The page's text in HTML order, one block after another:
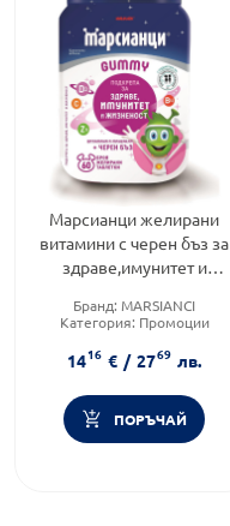
Марсианци желирани
витамини с черен бъз за
здраве,имунитет и
Бранд: MARSIANCI
Категория: Промоции
1416 € / 2769 лв.
ПОРЪЧАЙ